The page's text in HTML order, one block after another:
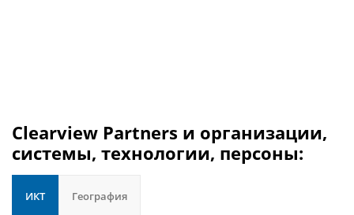
Clearview Partners и организации,
системы, технологии, персоны:
ИКТ География